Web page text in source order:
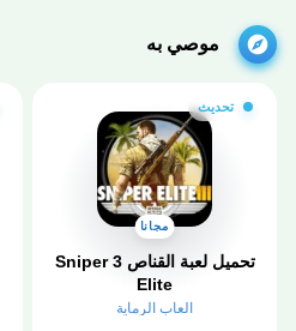
موصي به
تحديث
مجانا
تحميل لعبة القناص 3 Sniper
Elite
العاب الرماية